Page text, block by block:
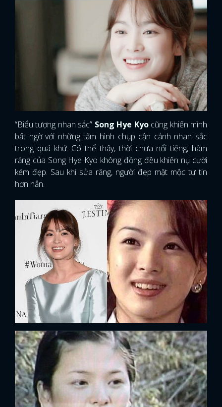
“Biểu tượng nhan sắc” Song Hye Kyo cũng khiến mình
bất ngờ với những tấm hình chụp cận cảnh nhan sắc
trong quá khứ. Có thể thấy, thời chưa nổi tiếng, hàm
răng của Song Hye Kyo không đồng đều khiến nụ cười
kém đẹp. Sau khi sửa răng, người đẹp mặt mộc tự tin
hơn hẳn.